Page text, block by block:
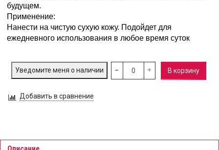
будущем.
Применение:
Нанести на чистую сухую кожу. Подойдет для
ежедневного использования в любое время суток
Уведомите меня о наличии В корзину
Добавить в сравнение